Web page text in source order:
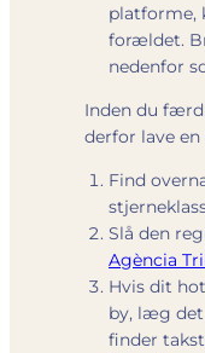
platforme,
forældet.
nedenfor
Inden du
derfor lave
Find
Slå den
Agència
Hvis dit
by, læg
finder